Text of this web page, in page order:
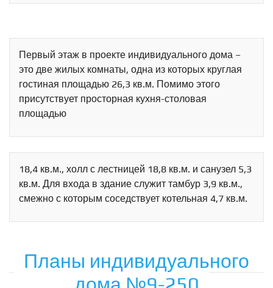
Первый этаж в проекте индивидуального дома –
это две жилых комнаты, одна из которых круглая
гостиная площадью 26,3 кв.м. Помимо этого
присутствует просторная кухня-столовая
площадью
18,4 кв.м., холл с лестницей 18,8 кв.м. и санузел 5,3
кв.м. Для входа в здание служит тамбур 3,9 кв.м.,
смежно с которым соседствует котельная 4,7 кв.м.
Планы индивидуального